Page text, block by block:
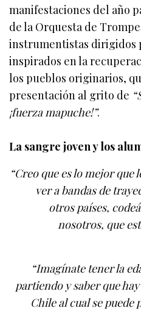
manifestaciones del año
de la Orquesta de
instrumentistas dirigidos
inspirados en la
los pueblos originarios,
presentación al grito de
¡fuerza mapuche!”.
La sangre joven y los
“Creo que es lo mejor que
ver a bandas de
otros países,
nosotros, que
“Imagínate tener la
partiendo y saber que
Chile al cual se puede